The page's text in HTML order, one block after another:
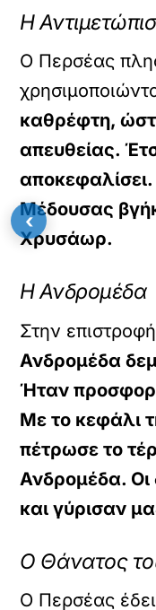
Η
Ο Περσέας
καθρέφτη,
απευθείας.
Μέδουσας
Χρυσάωρ.
Η Ανδρομέδα
Στην
Ανδρομέδα
Ήταν
Με το κεφάλι
πέτρωσε το
Ανδρομέδα. Οι
και γύρισαν
Ο Θάνατος
Ο Περσέας
‹